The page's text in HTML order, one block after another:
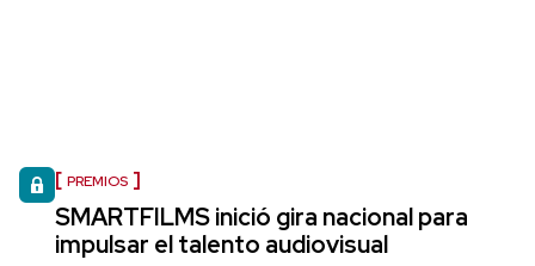
PREMIOS
SMARTFILMS inició gira nacional para
impulsar el talento audiovisual